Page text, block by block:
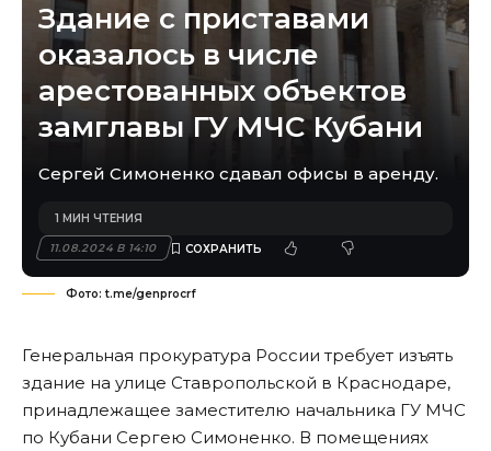
Здание с приставами
оказалось в числе
арестованных объектов
замглавы ГУ МЧС Кубани
Сергей Симоненко сдавал офисы в аренду.
11.08.2024 В 14:10
1 МИН ЧТЕНИЯ
Фото: t.me/genprocrf
Генеральная прокуратура России требует изъять
здание на улице Ставропольской в Краснодаре,
принадлежащее заместителю начальника ГУ МЧС
по Кубани Сергею Симоненко. В помещениях